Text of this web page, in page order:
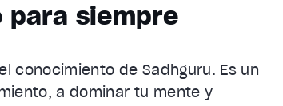
para siempre
conocimiento de Sadhguru. Es un
a dominar tu mente y